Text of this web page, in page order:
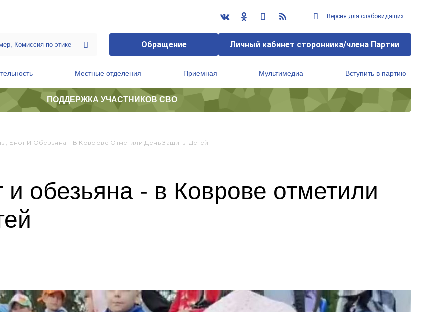
Версия для слабовидящих
Обращение Личный кабинет сторонника/члена Партии
Местные отделения Приемная Мультимедиа Вступить в партию
ПОДДЕРЖКА УЧАСТНИКОВ СВО
Енот И Обезьяна - В Коврове Отметили День Защиты Детей
обезьяна - в Коврове отметили